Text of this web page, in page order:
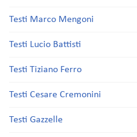
Testi Marco Mengoni
Testi Lucio Battisti
Testi Tiziano Ferro
Testi Cesare Cremonini
Testi Gazzelle